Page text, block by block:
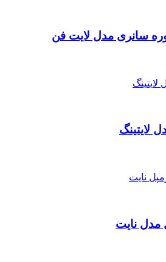
سانری مدل لایت فن
لایتینگ
مدل نایت